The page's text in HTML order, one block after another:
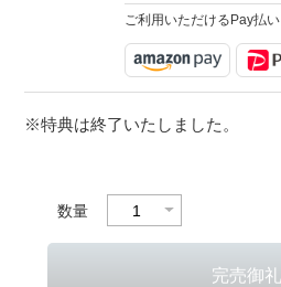
ご利用いただけるPay払い
※特典は終了いたしました。
数量